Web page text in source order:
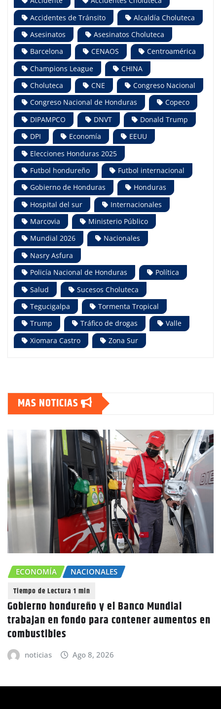
Accidentes de Tránsito
Alcaldía Choluteca
Asesinatos
Asesinatos Choluteca
Barcelona
CENAOS
Centroamérica
Champions League
CHINA
Choluteca
CNE
Congreso Nacional
Congreso Nacional de Honduras
Copeco
DIPAMPCO
DNVT
Donald Trump
DPI
Economía
EEUU
Elecciones Honduras 2025
Futbol hondureño
Futbol internacional
Gobierno de Honduras
Honduras
Hospital del sur
Internacionales
Marcovia
Ministerio Público
Mundial 2026
Nacionales
Nasry Asfura
Policía Nacional de Honduras
Política
Salud
Sucesos Choluteca
Tegucigalpa
Tormenta Tropical
Trump
Tráfico de drogas
Valle
Xiomara Castro
Zona Sur
MAS NOTICIAS
ECONOMÍA NACIONALES
hondureño y el Banco Mundial
en fondo para contener aumentos en
noticias Ago 8, 2026